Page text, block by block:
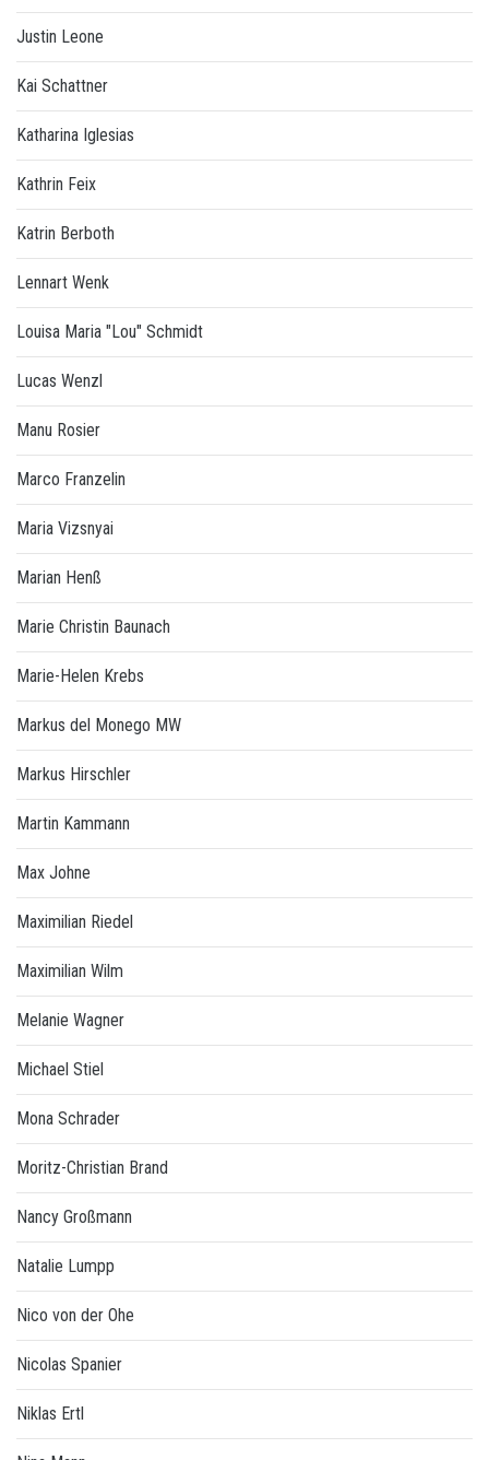
Justin Leone
Kai Schattner
Katharina Iglesias
Kathrin Feix
Katrin Berboth
Lennart Wenk
Louisa Maria "Lou" Schmidt
Lucas Wenzl
Manu Rosier
Marco Franzelin
Maria Vizsnyai
Marian Henß
Marie Christin Baunach
Marie-Helen Krebs
Markus del Monego MW
Markus Hirschler
Martin Kammann
Max Johne
Maximilian Riedel
Maximilian Wilm
Melanie Wagner
Michael Stiel
Mona Schrader
Moritz-Christian Brand
Nancy Großmann
Natalie Lumpp
Nico von der Ohe
Nicolas Spanier
Niklas Ertl